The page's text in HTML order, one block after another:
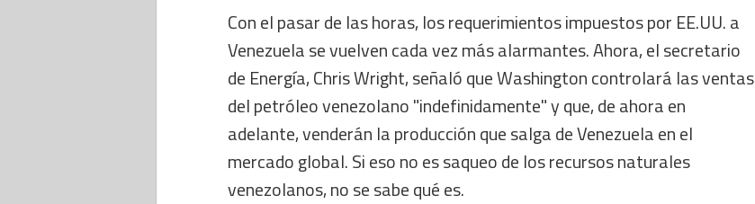
Con el pasar de las horas, los requerimientos impuestos por EE.UU. a
Venezuela se vuelven cada vez más alarmantes. Ahora, el secretario
de Energía, Chris Wright, señaló que Washington controlará las ventas
del petróleo venezolano "indefinidamente" y que, de ahora en
adelante, venderán la producción que salga de Venezuela en el
mercado global. Si eso no es saqueo de los recursos naturales
venezolanos, no se sabe qué es.